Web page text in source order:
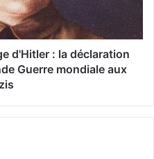
d'Hitler : la déclaration
Guerre mondiale aux